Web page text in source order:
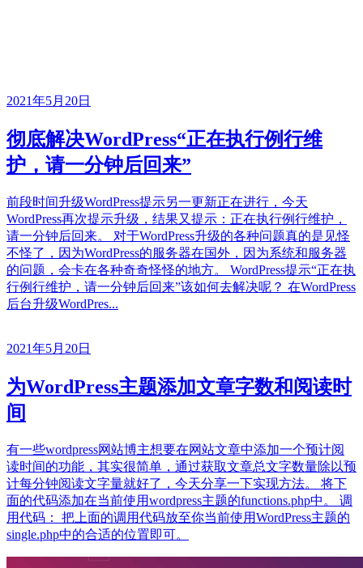
2021年5月20日
彻底解决WordPress“正在执行例行维
护，请一分钟后回来”
前段时间升级WordPress提示另一更新正在进行，今天
WordPress再次提示升级，结果又提示：正在执行例行维护，
请一分钟后回来。 对于WordPress升级的各种问题真的是见怪
不怪了，因为WordPress的服务器在国外，因为系统和服务器
的问题，会卡在各种奇奇怪怪的地方。 WordPress提示“正在执
行例行维护，请一分钟后回来”该如何去解决呢？ 在WordPress
后台升级WordPres...
2021年5月20日
为WordPress主题添加文章字数和阅读时
间
有一些wordpress网站博主想要在网站文章中添加一个预计阅
读时间的功能，其实很简单，通过获取文章总文字数量除以预
计每分钟阅读文字量就好了，今天分享一下实现方法。 将下
面的代码添加在当前使用wordpress主题的functions.php中。 调
用代码： 把上面的调用代码放至你当前使用WordPress主题的
single.php中的合适的位置即可。